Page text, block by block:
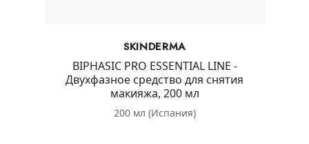
SKINDERMA
BIPHASIC PRO ESSENTIAL LINE -
Двухфазное средство для снятия
макияжа, 200 мл
200 мл (Испания)